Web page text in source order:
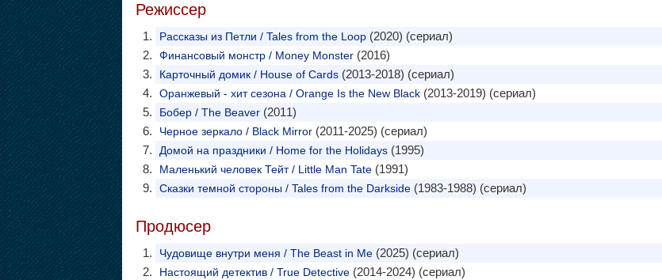
Режиссер
Рассказы из Петли / Tales from the Loop(2020) (сериал)
Финансовый монстр / Money Monster(2016)
Карточный домик / House of Cards(2013-2018) (сериал)
Оранжевый - хит сезона / Orange Is the New Black(2013-2019) (сериал)
Бобер / The Beaver(2011)
Черное зеркало / Black Mirror(2011-2025) (сериал)
Домой на праздники / Home for the Holidays(1995)
Маленький человек Тейт / Little Man Tate(1991)
Сказки темной стороны / Tales from the Darkside(1983-1988) (сериал)
Продюсер
Чудовище внутри меня / The Beast in Me(2025) (сериал)
Настоящий детектив / True Detective(2014-2024) (сериал)